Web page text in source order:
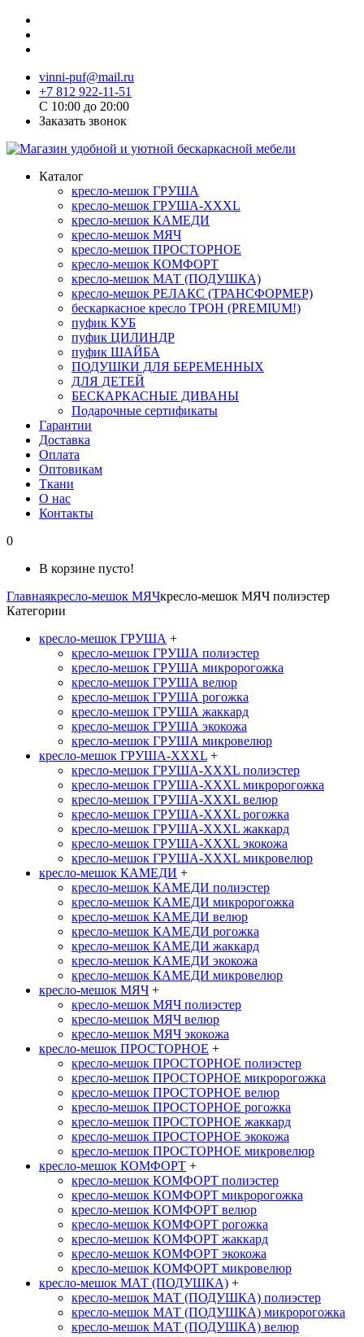
vinni-puf@mail.ru
+7 812 922-11-51
C 10:00 до 20:00
Заказать звонок
Каталог
кресло-мешок ГРУША
кресло-мешок ГРУША-XXXL
кресло-мешок КАМЕДИ
кресло-мешок МЯЧ
кресло-мешок ПРОСТОРНОЕ
кресло-мешок КОМФОРТ
кресло-мешок МАТ (ПОДУШКА)
кресло-мешок РЕЛАКС (ТРАНСФОРМЕР)
бескаркасное кресло ТРОН (PREMIUM!)
пуфик КУБ
пуфик ЦИЛИНДР
пуфик ШАЙБА
ПОДУШКИ ДЛЯ БЕРЕМЕННЫХ
ДЛЯ ДЕТЕЙ
БЕСКАРКАСНЫЕ ДИВАНЫ
Подарочные сертификаты
Гарантии
Доставка
Оплата
Оптовикам
Ткани
О нас
Контакты
0
В корзине пусто!
Главнаякресло-мешок МЯЧкресло-мешок МЯЧ полиэстер
Категории
кресло-мешок ГРУША +
кресло-мешок ГРУША полиэстер
кресло-мешок ГРУША микророгожка
кресло-мешок ГРУША велюр
кресло-мешок ГРУША рогожка
кресло-мешок ГРУША жаккард
кресло-мешок ГРУША экокожа
кресло-мешок ГРУША микровелюр
кресло-мешок ГРУША-XXXL +
кресло-мешок ГРУША-XXXL полиэстер
кресло-мешок ГРУША-XXXL микророгожка
кресло-мешок ГРУША-XXXL велюр
кресло-мешок ГРУША-XXXL рогожка
кресло-мешок ГРУША-XXXL жаккард
кресло-мешок ГРУША-XXXL экокожа
кресло-мешок ГРУША-XXXL микровелюр
кресло-мешок КАМЕДИ +
кресло-мешок КАМЕДИ полиэстер
кресло-мешок КАМЕДИ микророгожка
кресло-мешок КАМЕДИ велюр
кресло-мешок КАМЕДИ рогожка
кресло-мешок КАМЕДИ жаккард
кресло-мешок КАМЕДИ экокожа
кресло-мешок КАМЕДИ микровелюр
кресло-мешок МЯЧ +
кресло-мешок МЯЧ полиэстер
кресло-мешок МЯЧ велюр
кресло-мешок МЯЧ экокожа
кресло-мешок ПРОСТОРНОЕ +
кресло-мешок ПРОСТОРНОЕ полиэстер
кресло-мешок ПРОСТОРНОЕ микророгожка
кресло-мешок ПРОСТОРНОЕ велюр
кресло-мешок ПРОСТОРНОЕ рогожка
кресло-мешок ПРОСТОРНОЕ жаккард
кресло-мешок ПРОСТОРНОЕ экокожа
кресло-мешок ПРОСТОРНОЕ микровелюр
кресло-мешок КОМФОРТ +
кресло-мешок КОМФОРТ полиэстер
кресло-мешок КОМФОРТ микророгожка
кресло-мешок КОМФОРТ велюр
кресло-мешок КОМФОРТ рогожка
кресло-мешок КОМФОРТ жаккард
кресло-мешок КОМФОРТ экокожа
кресло-мешок КОМФОРТ микровелюр
кресло-мешок МАТ (ПОДУШКА) +
кресло-мешок МАТ (ПОДУШКА) полиэстер
кресло-мешок МАТ (ПОДУШКА) микророгожка
кресло-мешок МАТ (ПОДУШКА) велюр